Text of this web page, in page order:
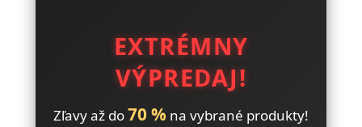
EXTRÉMNY
VÝPREDAJ!
Zľavy až do70 % na vybrané produkty!